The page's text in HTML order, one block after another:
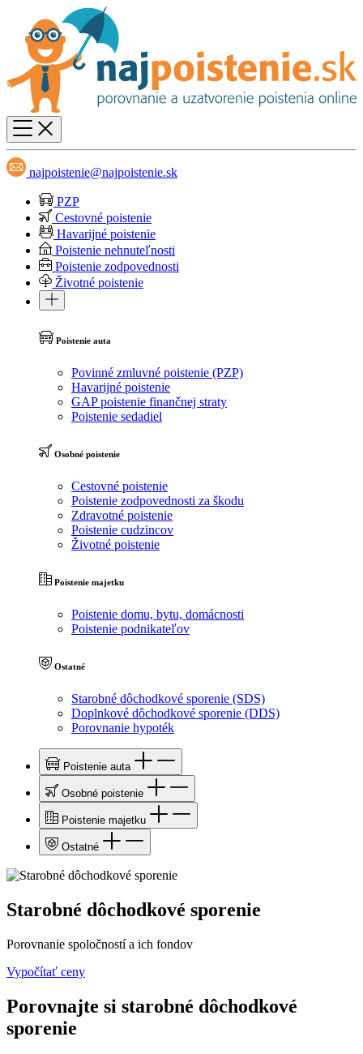
najpoistenie@najpoistenie.sk
PZP
Cestovné poistenie
Havarijné poistenie
Poistenie nehnuteľnosti
Poistenie zodpovednosti
Životné poistenie
Poistenie auta
Povinné zmluvné poistenie (PZP)
Havarijné poistenie
GAP poistenie finančnej straty
Poistenie sedadiel
Osobné poistenie
Cestovné poistenie
Poistenie zodpovednosti za škodu
Zdravotné poistenie
Poistenie cudzincov
Životné poistenie
Poistenie majetku
Poistenie domu, bytu, domácnosti
Poistenie podnikateľov
Ostatné
Starobné dôchodkové sporenie (SDS)
Doplnkové dôchodkové sporenie (DDS)
Porovnanie hypoték
Poistenie auta
Osobné poistenie
Poistenie majetku
Ostatné
Starobné dôchodkové sporenie
Porovnanie spoločností a ich fondov
Vypočítať ceny
Porovnajte si starobné dôchodkové
sporenie